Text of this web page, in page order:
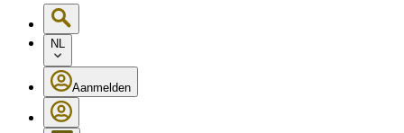
NL
Aanmelden